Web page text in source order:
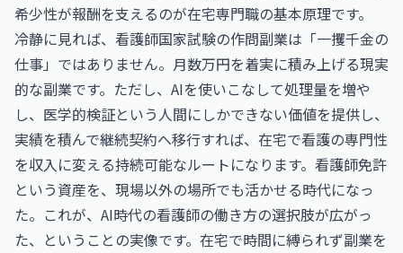
希少性が報酬を支えるのが在宅専門職の基本原理です。
冷静に見れば、看護師国家試験の作問副業は「一攫千金の
仕事」ではありません。月数万円を着実に積み上げる現実
的な副業です。ただし、AIを使いこなして処理量を増や
し、医学的検証という人間にしかできない価値を提供し、
実績を積んで継続契約へ移行すれば、在宅で看護の専門性
を収入に変える持続可能なルートになります。看護師免許
という資産を、現場以外の場所でも活かせる時代になっ
た。これが、AI時代の看護師の働き方の選択肢が広がっ
た、ということの実像です。在宅で時間に縛られず副業を